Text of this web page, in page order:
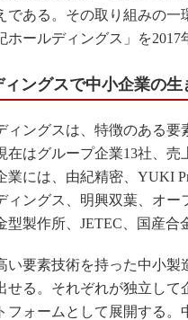
である。その取り組みの
ホールディングス」を2017
ングスで中小企業の生
ングスは、特徴のある要
在はグループ企業13社、
業には、由紀精密、YUKI
ィングス、明興双葉、オ
型製作所、JETEC、国産合
要素技術を持った中小製
せる。それぞれが独立し
フォームとして展開する